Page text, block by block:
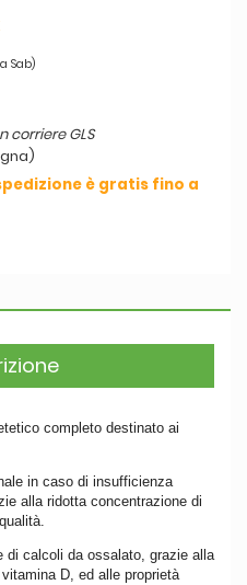
Sab)
corriere GLS
è gratis fino a
completo destinato ai
in caso di insufficienza
alla ridotta concentrazione di
di calcoli da ossalato, grazie alla
D, ed alle proprietà